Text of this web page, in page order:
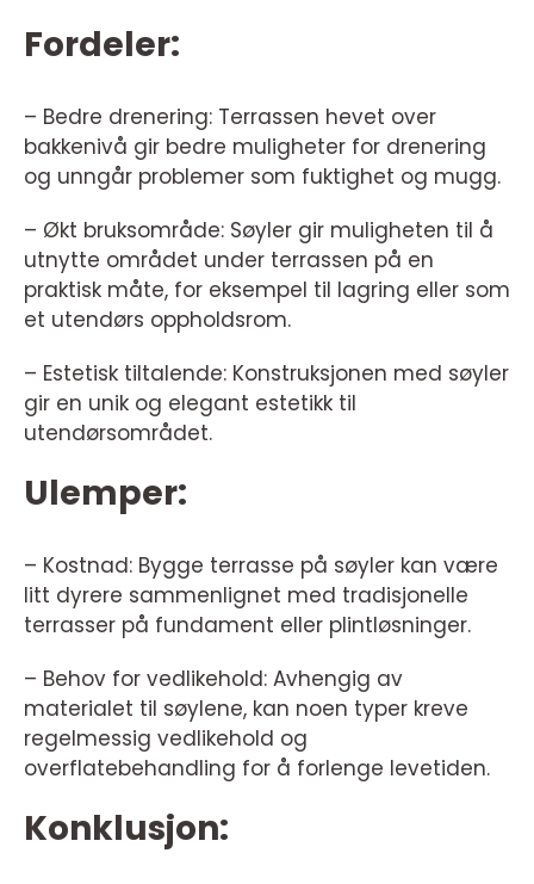
Fordeler:
– Bedre drenering: Terrassen hevet over
bakkenivå gir bedre muligheter for drenering
og unngår problemer som fuktighet og mugg.
– Økt bruksområde: Søyler gir muligheten til å
utnytte området under terrassen på en
praktisk måte, for eksempel til lagring eller som
et utendørs oppholdsrom.
– Estetisk tiltalende: Konstruksjonen med søyler
gir en unik og elegant estetikk til
utendørsområdet.
Ulemper:
– Kostnad: Bygge terrasse på søyler kan være
litt dyrere sammenlignet med tradisjonelle
terrasser på fundament eller plintløsninger.
– Behov for vedlikehold: Avhengig av
materialet til søylene, kan noen typer kreve
regelmessig vedlikehold og
overflatebehandling for å forlenge levetiden.
Konklusjon: